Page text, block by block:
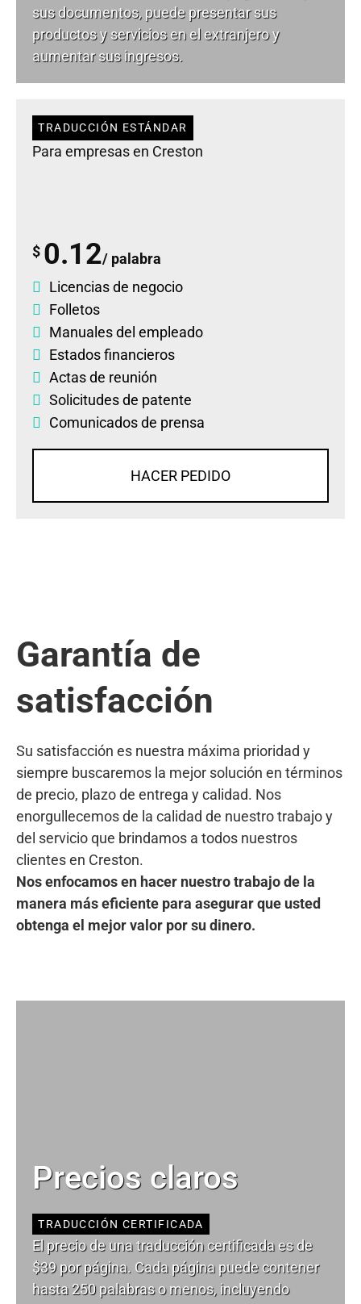
sus documentos, puede presentar sus
productos y servicios en el extranjero y
aumentar sus ingresos.
TRADUCCIÓN ESTÁNDAR
Para empresas en Creston
$ 0.12/ palabra
Licencias de negocio
Folletos
Manuales del empleado
Estados financieros
Actas de reunión
Solicitudes de patente
Comunicados de prensa
HACER PEDIDO
Garantía de
satisfacción
Su satisfacción es nuestra máxima prioridad y
siempre buscaremos la mejor solución en términos
de precio, plazo de entrega y calidad. Nos
enorgullecemos de la calidad de nuestro trabajo y
del servicio que brindamos a todos nuestros
clientes en Creston.
Nos enfocamos en hacer nuestro trabajo de la
manera más eficiente para asegurar que usted
obtenga el mejor valor por su dinero.
Precios claros
TRADUCCIÓN CERTIFICADA
El precio de una traducción certificada es de
$39 por página. Cada página puede contener
hasta 250 palabras o menos, incluyendo